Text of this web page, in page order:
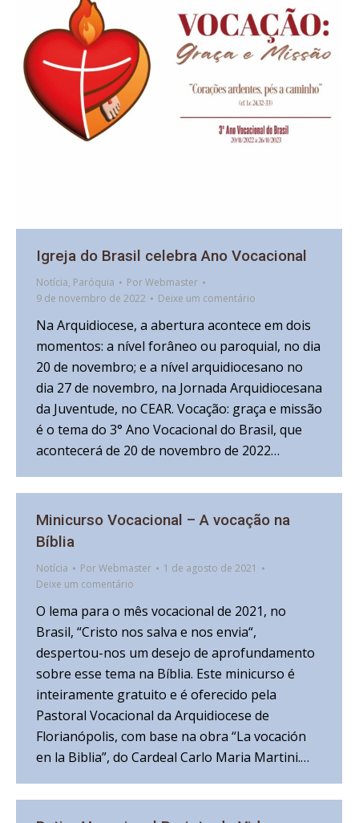
Igreja do Brasil celebra Ano Vocacional
Notícia, Paróquia PorWebmaster
9 de novembro de 2022
Deixe um comentário
Na Arquidiocese, a abertura acontece em dois
momentos: a nível forâneo ou paroquial, no dia
20 de novembro; e a nível arquidiocesano no
dia 27 de novembro, na Jornada Arquidiocesana
da Juventude, no CEAR. Vocação: graça e missão
é o tema do 3° Ano Vocacional do Brasil, que
acontecerá de 20 de novembro de 2022…
Minicurso Vocacional – A vocação na
Bíblia
Notícia PorWebmaster
1 de agosto de 2021
Deixe um comentário
O lema para o mês vocacional de 2021, no
Brasil, “Cristo nos salva e nos envia“,
despertou-nos um desejo de aprofundamento
sobre esse tema na Bíblia. Este minicurso é
inteiramente gratuito e é oferecido pela
Pastoral Vocacional da Arquidiocese de
Florianópolis, com base na obra “La vocación
en la Biblia”, do Cardeal Carlo Maria Martini.…